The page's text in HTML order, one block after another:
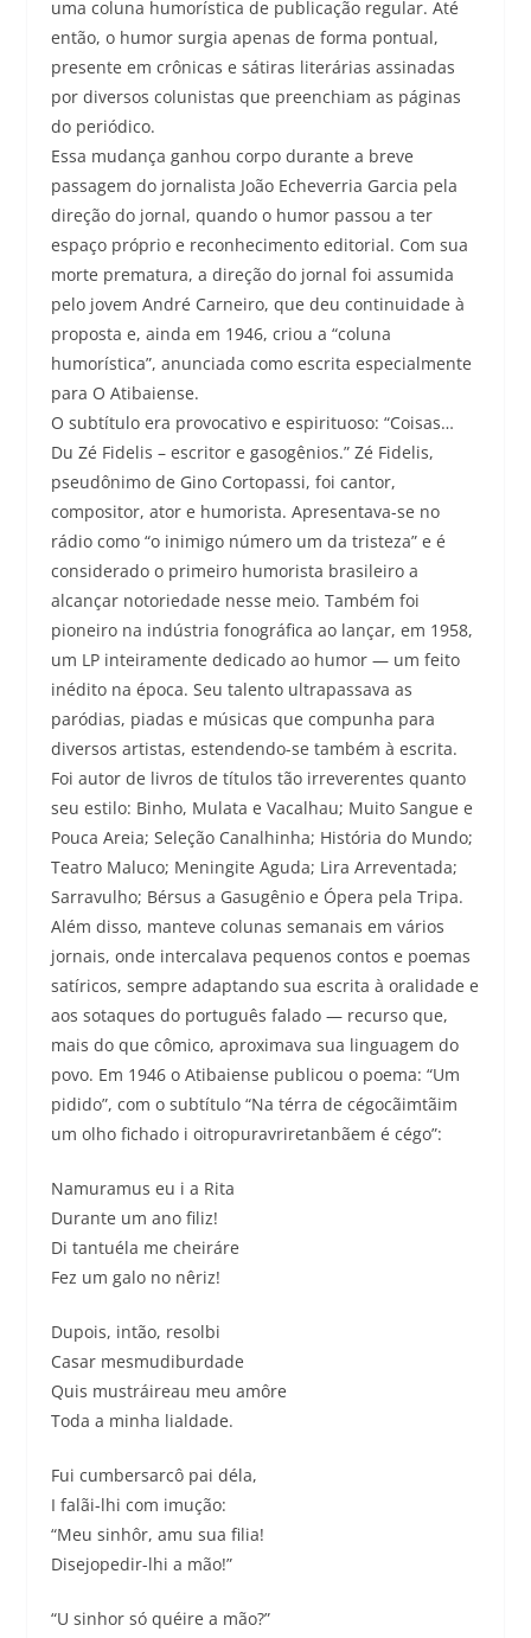
uma coluna humorística de publicação regular. Até
então, o humor surgia apenas de forma pontual,
presente em crônicas e sátiras literárias assinadas
por diversos colunistas que preenchiam as páginas
do periódico.
Essa mudança ganhou corpo durante a breve
passagem do jornalista João Echeverria Garcia pela
direção do jornal, quando o humor passou a ter
espaço próprio e reconhecimento editorial. Com sua
morte prematura, a direção do jornal foi assumida
pelo jovem André Carneiro, que deu continuidade à
proposta e, ainda em 1946, criou a “coluna
humorística”, anunciada como escrita especialmente
para O Atibaiense.
O subtítulo era provocativo e espirituoso: “Coisas…
Du Zé Fidelis – escritor e gasogênios.” Zé Fidelis,
pseudônimo de Gino Cortopassi, foi cantor,
compositor, ator e humorista. Apresentava-se no
rádio como “o inimigo número um da tristeza” e é
considerado o primeiro humorista brasileiro a
alcançar notoriedade nesse meio. Também foi
pioneiro na indústria fonográfica ao lançar, em 1958,
um LP inteiramente dedicado ao humor — um feito
inédito na época. Seu talento ultrapassava as
paródias, piadas e músicas que compunha para
diversos artistas, estendendo-se também à escrita.
Foi autor de livros de títulos tão irreverentes quanto
seu estilo: Binho, Mulata e Vacalhau; Muito Sangue e
Pouca Areia; Seleção Canalhinha; História do Mundo;
Teatro Maluco; Meningite Aguda; Lira Arreventada;
Sarravulho; Bérsus a Gasugênio e Ópera pela Tripa.
Além disso, manteve colunas semanais em vários
jornais, onde intercalava pequenos contos e poemas
satíricos, sempre adaptando sua escrita à oralidade e
aos sotaques do português falado — recurso que,
mais do que cômico, aproximava sua linguagem do
povo. Em 1946 o Atibaiense publicou o poema: “Um
pidido”, com o subtítulo “Na térra de cégocãimtãim
um olho fichado i oitropuravriretanbãem é cégo”:
Namuramus eu i a Rita
Durante um ano filiz!
Di tantuéla me cheiráre
Fez um galo no nêriz!
Dupois, intão, resolbi
Casar mesmudiburdade
Quis mustráireau meu amôre
Toda a minha lialdade.
Fui cumbersarcô pai déla,
I falãi-lhi com imução:
“Meu sinhôr, amu sua filia!
Disejopedir-lhi a mão!”
“U sinhor só quéire a mão?”